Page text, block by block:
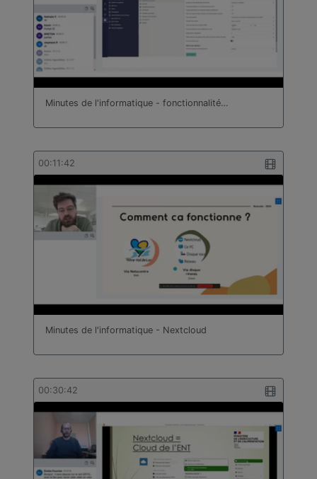
Minutes de l'informatique - fonctionnalité…
00:11:42
Minutes de l'informatique - Nextcloud
00:30:42